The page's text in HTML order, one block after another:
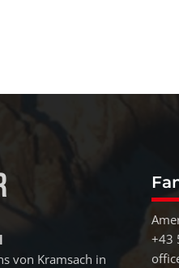
von Kramsach in
+43